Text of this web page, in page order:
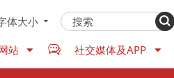
体大小
站 社交媒体及APP